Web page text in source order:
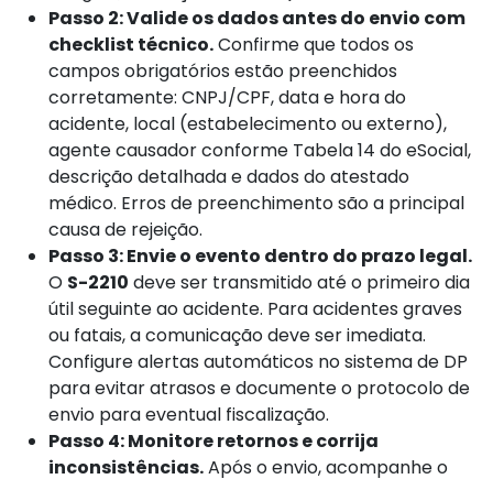
Passo 2: Valide os dados antes do envio com
checklist técnico.Confirme que todos os
campos obrigatórios estão preenchidos
corretamente: CNPJ/CPF, data e hora do
acidente, local (estabelecimento ou externo),
agente causador conforme Tabela 14 do eSocial,
descrição detalhada e dados do atestado
médico. Erros de preenchimento são a principal
causa de rejeição.
Passo 3: Envie o evento dentro do prazo legal.
O S-2210 deve ser transmitido até o primeiro dia
útil seguinte ao acidente. Para acidentes graves
ou fatais, a comunicação deve ser imediata.
Configure alertas automáticos no sistema de DP
para evitar atrasos e documente o protocolo de
envio para eventual fiscalização.
Passo 4: Monitore retornos e corrija
inconsistências.Após o envio, acompanhe o